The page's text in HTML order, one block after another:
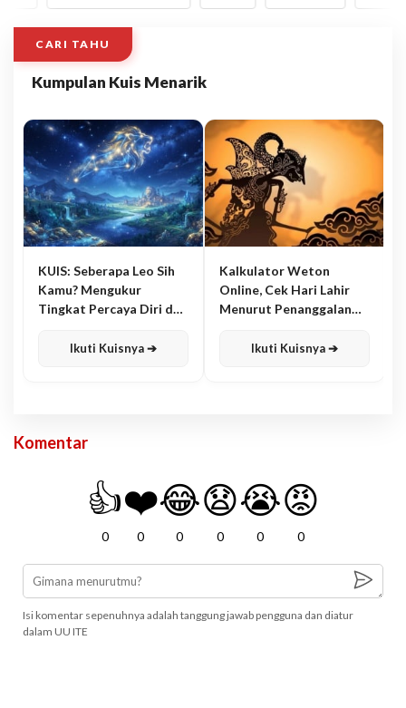
CARI TAHU
Kumpulan Kuis Menarik
KUIS: Seberapa Leo Sih
Kamu? Mengukur
Tingkat Percaya Diri dan
Ikuti Kuisnya ➔
Kalkulator Weton
Online, Cek Hari Lahir
Menurut Penanggalan
Ikuti Kuisnya ➔
Komentar
👍
0
❤️
0
😂
0
😧
0
😭
0
😡
0
Isi komentar sepenuhnya adalah tanggung jawab pengguna dan diatur
dalam UU ITE